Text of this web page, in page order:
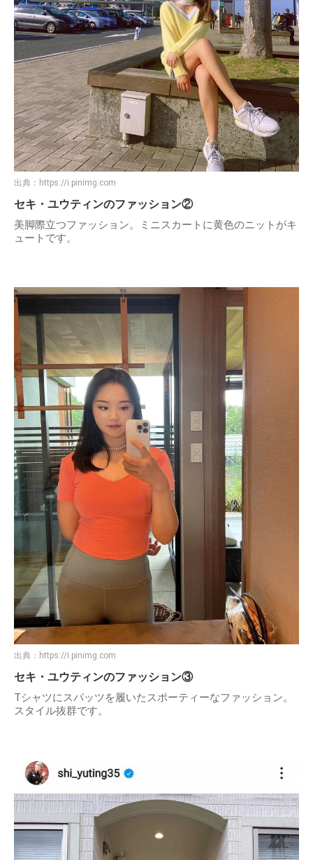
出典： https://i.pinimg.com
セキ・ユウティンのファッション②
美脚際立つファッション。ミニスカートに黄色のニットがキ
ュートです。
出典： https://i.pinimg.com
セキ・ユウティンのファッション③
Tシャツにスパッツを履いたスポーティーなファッション。
スタイル抜群です。